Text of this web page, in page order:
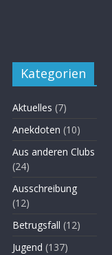
Kategorien
Aktuelles (7)
Anekdoten (10)
Aus anderen Clubs
(24)
Ausschreibung
(12)
Betrugsfall (12)
Jugend (137)